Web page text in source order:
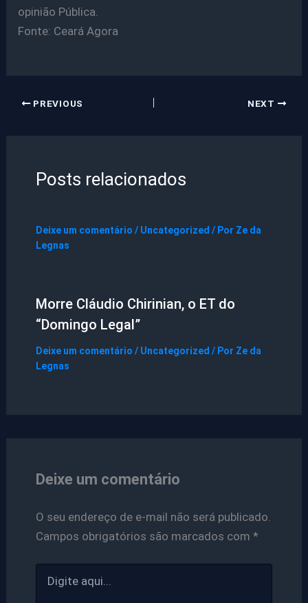
opinião Pública.
Fonte: Ceará Agora
PREVIOUS NEXT
Posts relacionados
Deixe um comentário / Uncategorized / Por Ze da
Legnas
Morre Cláudio Chirinian, o ET do
“Domingo Legal”
Deixe um comentário / Uncategorized / Por Ze da
Legnas
Deixe um comentário
O seu endereço de e-mail não será publicado.
Campos obrigatórios são marcados com *
aqui...